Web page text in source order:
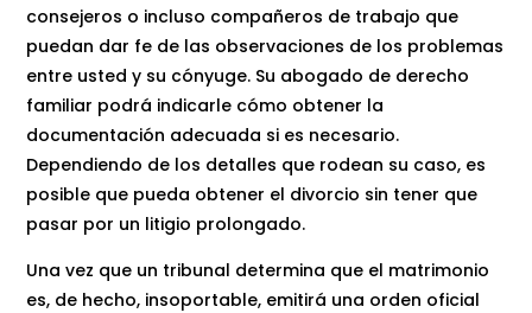
consejeros o incluso compañeros de trabajo que
puedan dar fe de las observaciones de los problemas
entre usted y su cónyuge. Su abogado de derecho
familiar podrá indicarle cómo obtener la
documentación adecuada si es necesario.
Dependiendo de los detalles que rodean su caso, es
posible que pueda obtener el divorcio sin tener que
pasar por un litigio prolongado.
Una vez que un tribunal determina que el matrimonio
es, de hecho, insoportable, emitirá una orden oficial